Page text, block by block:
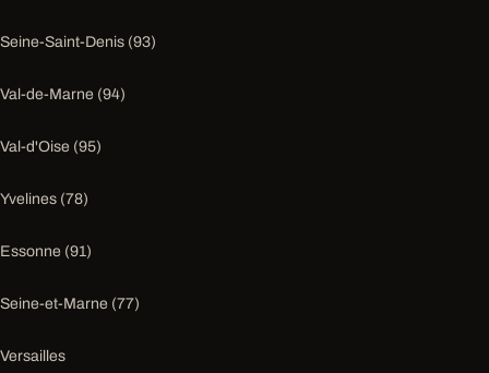
Seine-Saint-Denis (93)
Val-de-Marne (94)
Val-d'Oise (95)
Yvelines (78)
Essonne (91)
Seine-et-Marne (77)
Versailles